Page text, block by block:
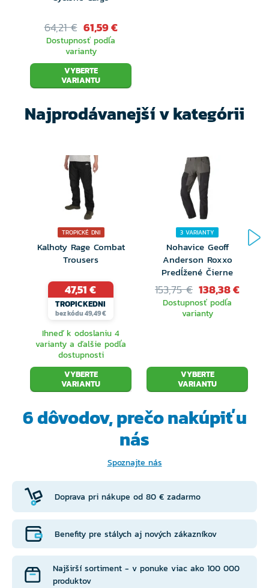
64,21 € 61,59 €
Dostupnosť podľa
varianty
VYBERTE
VARIANTU
Najprodávanejší v kategórii
TROPICKÉ DNI
Kalhoty Rage Combat
Trousers
47,51 €
TROPICKEDNI
bez kódu 49,49 €
Ihneď k odoslaniu 4
varianty a ďalšie podľa
dostupnosti
VYBERTE
VARIANTU
3 VARIANTY
Nohavice Geoff
Anderson Roxxo
Predĺžené Čierne
153,75 € 138,38 €
Dostupnosť podľa
varianty
VYBERTE
VARIANTU
6 dôvodov, prečonakúpiť u
nás
Spoznajte nás
Doprava pri nákupe od 80 € zadarmo
Benefity pre stálych aj nových zákazníkov
Najširší sortiment - v ponuke viac ako 100 000
produktov